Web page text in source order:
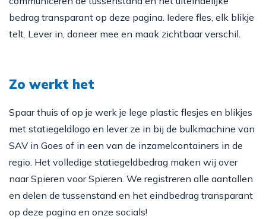
bedrag transparant op deze pagina. Iedere fles, elk blikje
telt. Lever in, doneer mee en maak zichtbaar verschil.
Zo werkt het
Spaar thuis of op je werk je lege plastic flesjes en blikjes
met statiegeldlogo en lever ze in bij de bulkmachine van
SAV in Goes of in een van de inzamelcontainers in de
regio. Het volledige statiegeldbedrag maken wij over
naar Spieren voor Spieren. We registreren alle aantallen
en delen de tussenstand en het eindbedrag transparant
op deze pagina en onze socials!